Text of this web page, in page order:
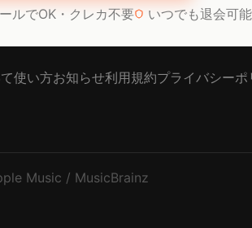
ルでOK・クレカ不要 いつでも退会可能
使い方お知らせ利用規約プライバシーポ
Music / MusicBrainz